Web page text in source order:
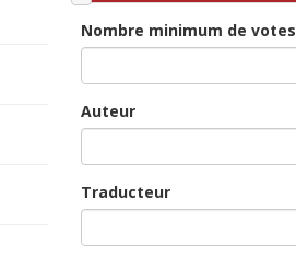
Nombre minimum de votes
Auteur
Traducteur